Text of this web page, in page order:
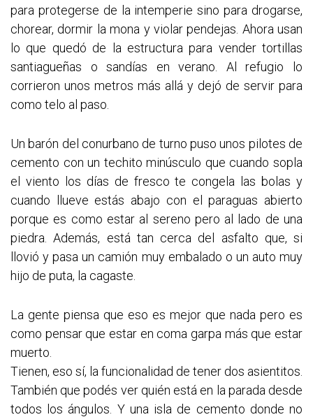
para protegerse de la intemperie sino para drogarse,
chorear, dormir la mona y violar pendejas. Ahora usan
lo que quedó de la estructura para vender tortillas
santiagueñas o sandías en verano. Al refugio lo
corrieron unos metros más allá y dejó de servir para
como telo al paso.
Un barón del conurbano de turno puso unos pilotes de
cemento con un techito minúsculo que cuando sopla
el viento los días de fresco te congela las bolas y
cuando llueve estás abajo con el paraguas abierto
porque es como estar al sereno pero al lado de una
piedra. Además, está tan cerca del asfalto que, si
llovió y pasa un camión muy embalado o un auto muy
hijo de puta, la cagaste.
La gente piensa que eso es mejor que nada pero es
como pensar que estar en coma garpa más que estar
muerto.
Tienen, eso sí, la funcionalidad de tener dos asientitos.
También que podés ver quién está en la parada desde
todos los ángulos. Y una isla de cemento donde no